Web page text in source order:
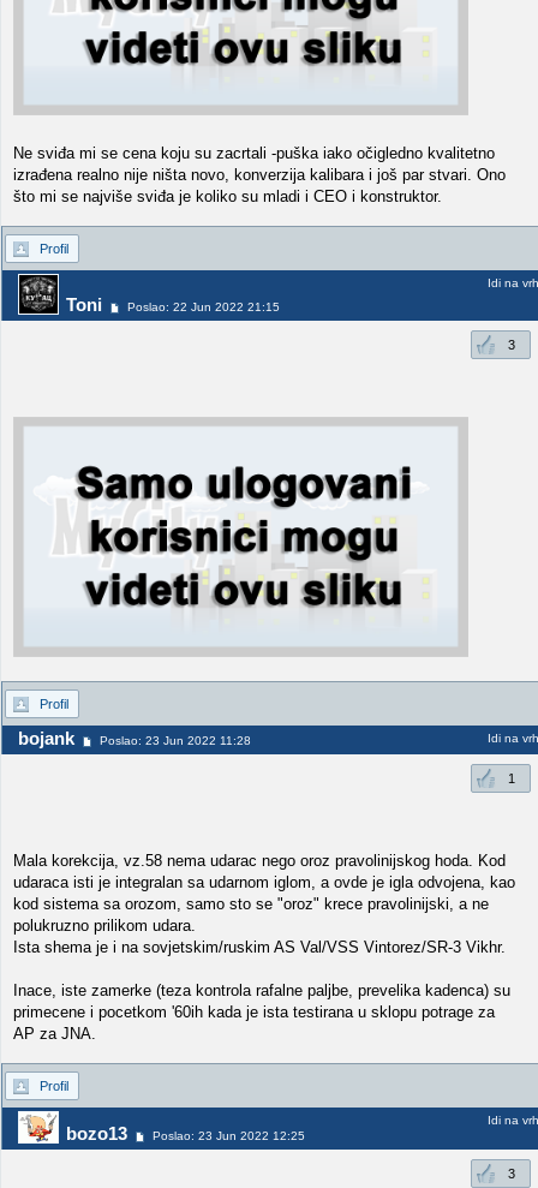
Ne sviđa mi se cena koju su zacrtali -puška iako očigledno kvalitetno
izrađena realno nije ništa novo, konverzija kalibara i još par stvari. Ono
što mi se najviše sviđa je koliko su mladi i CEO i konstruktor.
Profil
Toni Poslao: 22 Jun 2022 21:15
Idi na vrh
3
Profil
bojank Poslao: 23 Jun 2022 11:28 Idi na vrh
1
Mala korekcija, vz.58 nema udarac nego oroz pravolinijskog hoda. Kod
udaraca isti je integralan sa udarnom iglom, a ovde je igla odvojena, kao
kod sistema sa orozom, samo sto se "oroz" krece pravolinijski, a ne
polukruzno prilikom udara.
Ista shema je i na sovjetskim/ruskim AS Val/VSS Vintorez/SR-3 Vikhr.
Inace, iste zamerke (teza kontrola rafalne paljbe, prevelika kadenca) su
primecene i pocetkom '60ih kada je ista testirana u sklopu potrage za
AP za JNA.
Profil
bozo13 Poslao: 23 Jun 2022 12:25
Idi na vrh
3